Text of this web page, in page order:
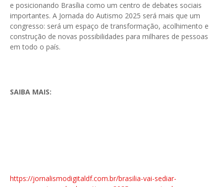
e posicionando Brasília como um centro de debates sociais
importantes. A Jornada do Autismo 2025 será mais que um
congresso: será um espaço de transformação, acolhimento e
construção de novas possibilidades para milhares de pessoas
em todo o país.
SAIBA MAIS:
https://jornalismodigitaldf.com.br/brasilia-vai-sediar-